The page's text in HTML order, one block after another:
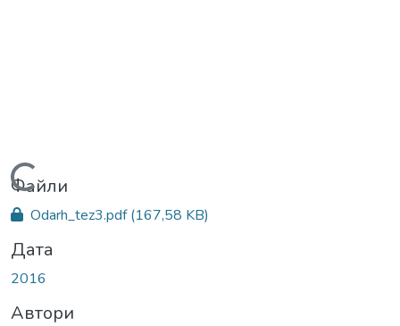
Вантажиться...
Файли
Odarh_tez3.pdf(167,58 KB)
Дата
2016
Автори